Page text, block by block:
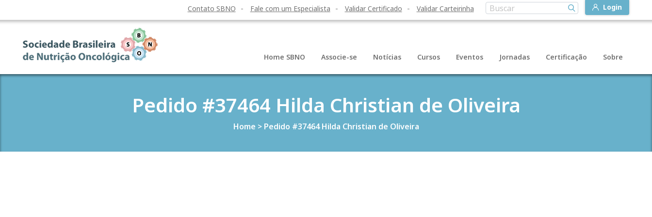
Contato SBNO Fale com um Especialista Validar Certificado Validar Carteirinha Login
Home SBNO Associe-se Notícias Cursos Eventos Jornadas Certificação Sobre
Pedido #37464 Hilda Christian de Oliveira
Home > Pedido #37464 Hilda Christian de Oliveira